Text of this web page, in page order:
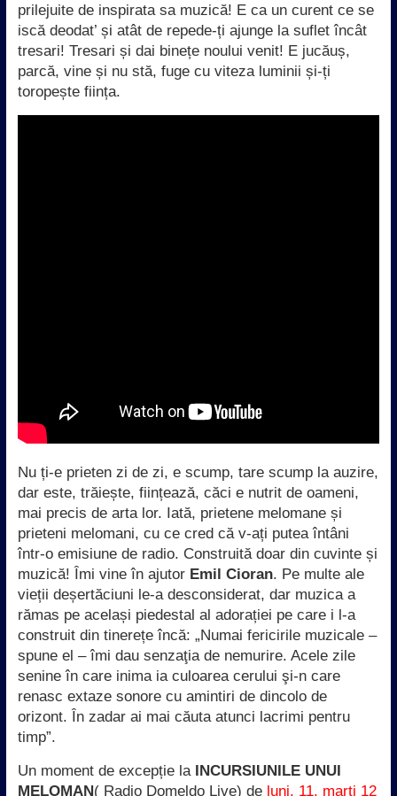
prilejuite de inspirata sa muzică! E ca un curent ce se
iscă deodat’ și atât de repede-ți ajunge la suflet încât
tresari! Tresari și dai binețe noului venit! E jucăuș,
parcă, vine și nu stă, fuge cu viteza luminii și-ți
toropește ființa.
Nu ți-e prieten zi de zi, e scump, tare scump la auzire,
dar este, trăiește, ființează, căci e nutrit de oameni,
mai precis de arta lor. Iată, prietene melomane și
prieteni melomani, cu ce cred că v-ați putea întâni
într-o emisiune de radio. Construită doar din cuvinte și
muzică! Îmi vine în ajutor Emil Cioran. Pe multe ale
vieții deșertăciuni le-a desconsiderat, dar muzica a
rămas pe același piedestal al adorației pe care i l-a
construit din tinerețe încă: „Numai fericirile muzicale –
spune el – îmi dau senzaţia de nemurire. Acele zile
senine în care inima ia culoarea cerului şi-n care
renasc extaze sonore cu amintiri de dincolo de
orizont. În zadar ai mai căuta atunci lacrimi pentru
timp”.
Un moment de excepție la INCURSIUNILE UNUI
MELOMAN( Radio Domeldo Live) de luni, 11, marți 12